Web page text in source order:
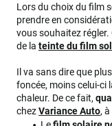
Lors du choix du film
prendre en
vous souhaitez
de la teinte du film
Il va sans dire que
foncée, moins celui-ci
chaleur. De ce fait,
chezVariance Auto,